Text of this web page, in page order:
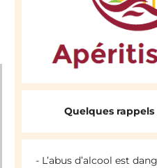
Quelques
- L’abus d’alcool est